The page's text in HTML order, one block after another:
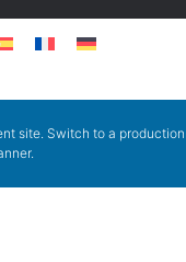
site. Switch to a production
.